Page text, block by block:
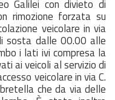
Galilei con divieto di
rimozione forzata su
veicolare in via
sosta dalle 00.00 alle
i lati ivi compresa la
ai veicoli al servizio di
veicolare in via C.
che da via delle